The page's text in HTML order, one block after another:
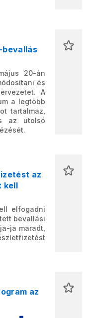
bevallás
20-án
és
A
a legtöbb
tartalmaz,
az utolsó
az
kell
elfogadni
bevallási
ja maradt,
az